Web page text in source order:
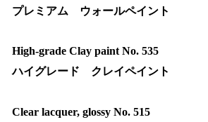
プレミアム ウォールペイント
High-grade Clay paint No. 535
ハイグレード クレイペイント
Clear lacquer, glossy No. 515